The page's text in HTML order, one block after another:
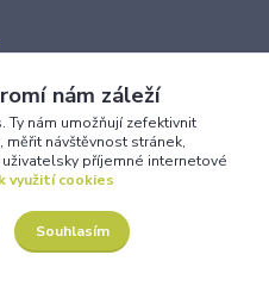
cookies.
nám záleží
Ty nám umožňují zefektivnit
návštěvnost stránek,
příjemné internetové
využití cookies
Souhlasím